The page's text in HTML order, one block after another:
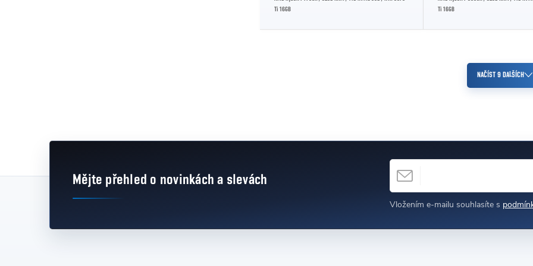
Ti 16GB
Ti 16GB
NAČÍST 9 DALŠÍCH
Mějte přehled o novinkácha slevách E-MAIL
Vložením e-mailu souhlasíte s